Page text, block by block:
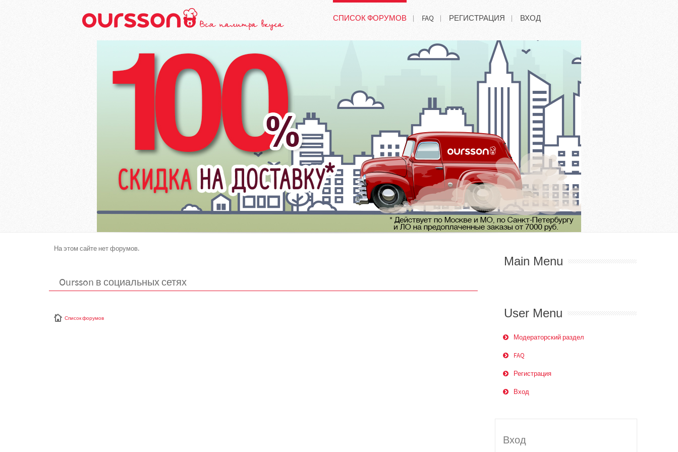
СПИСОК ФОРУМОВ FAQ РЕГИСТРАЦИЯ ВХОД
На этом сайте нет форумов.
Oursson в социальных сетях
Список форумов
Main Menu
User Menu
Модераторский раздел
FAQ
Регистрация
Вход
Вход